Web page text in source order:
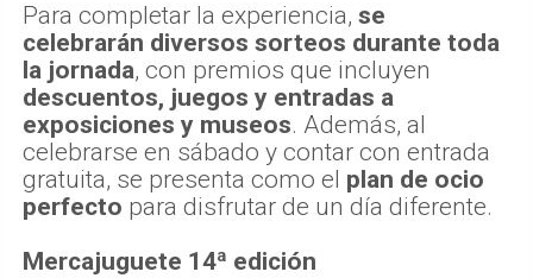
Para completar la experiencia, se
celebrarán diversos sorteos durante toda
la jornada, con premios que incluyen
descuentos, juegos y entradas a
exposiciones y museos. Además, al
celebrarse en sábado y contar con entrada
gratuita, se presenta como el plan de ocio
perfecto para disfrutar de un día diferente.
Mercajuguete 14ª edición